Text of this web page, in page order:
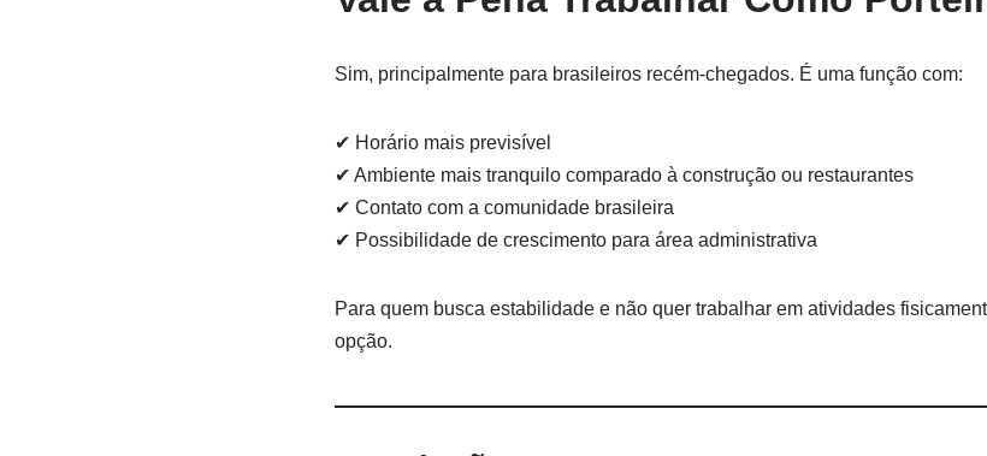
Sim, principalmente para brasileiros recém-chegados. É uma função com:
✔ Horário mais previsível
✔ Ambiente mais tranquilo comparado à construção ou restaurantes
✔ Contato com a comunidade brasileira
✔ Possibilidade de crescimento para área administrativa
Para quem busca estabilidade e não quer trabalhar em atividades
opção.